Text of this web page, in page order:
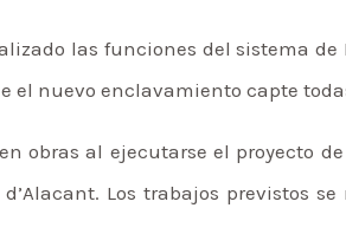
las funciones del sistema
el nuevo enclavamiento capte
obras al ejecutarse el proyecto
d’Alacant. Los trabajos previstos